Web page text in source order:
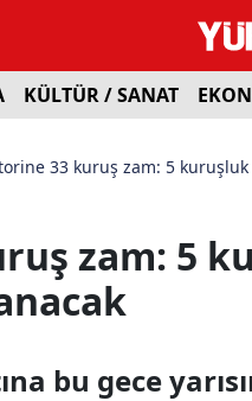
KÜLTÜR / SANAT
33 kuruş zam: 5 kuruşluk
zam: 5
bu gece